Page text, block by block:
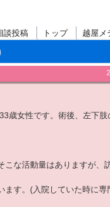
越屋メ
トップ
談投稿
歳女性です。術後、左下
な活動量はありますが、
す。(入院していた時に専